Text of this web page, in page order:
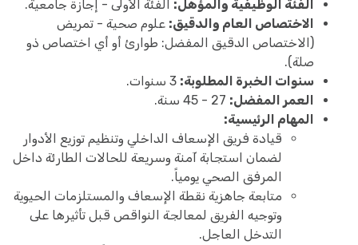
الفئة الوظيفية والمؤهل: الفئة الأولى - إجازة جامعية.
الاختصاص العام والدقيق: علوم صحية - تمريض
(الاختصاص الدقيق المفضل: طوارئ أو أي اختصاص ذو
صلة).
سنوات الخبرة المطلوبة:
العمر المفضل:
المهام الرئيسية:
قيادة فريق الإسعاف الداخلي وتنظيم توزيع الأدوار
لضمان استجابة آمنة وسريعة للحالات الطارئة داخل
المرفق الصحي يومياً.
متابعة جاهزية نقطة الإسعاف والمستلزمات الحيوية
وتوجيه الفريق لمعالجة النواقص قبل تأثيرها على
التدخل العاجل.